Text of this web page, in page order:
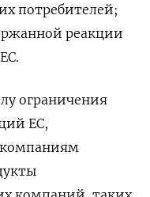
потребителей;
реакции
ограничения
ЕС,